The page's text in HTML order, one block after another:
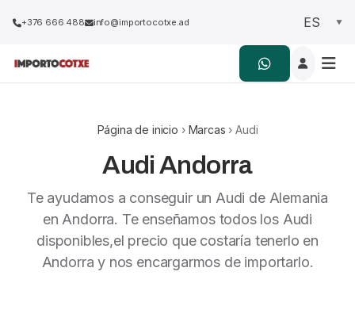
+376 666 488 info@importocotxe.ad
Página de inicio › Marcas › Audi
Audi Andorra
Te ayudamos a conseguir un Audi de Alemania
en Andorra. Te enseñamos todos los Audi
disponibles,el precio que costaría tenerlo en
Andorra y nos encargarmos de importarlo.